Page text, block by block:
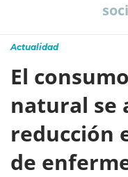
Actualidad
El
natural se
reducción
de